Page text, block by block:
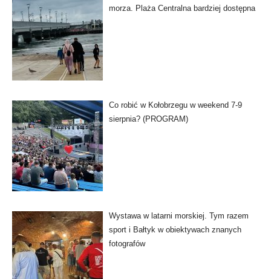
morza. Plaża Centralna bardziej dostępna
Co robić w Kołobrzegu w weekend 7-9
sierpnia? (PROGRAM)
Wystawa w latarni morskiej. Tym razem
sport i Bałtyk w obiektywach znanych
fotografów